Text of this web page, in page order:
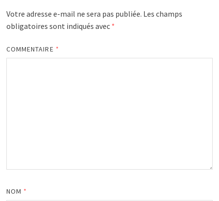
Votre adresse e-mail ne sera pas publiée. Les champs
obligatoires sont indiqués avec *
COMMENTAIRE *
NOM *